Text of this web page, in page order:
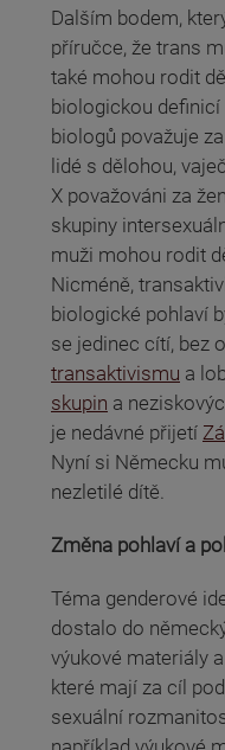
Dalším bodem,
příručce, že trans
také mohou rodit
biologickou definicí
biologů považuje
lidé s dělohou,
X považováni za
skupiny
muži mohou rodit
Nicméně,
biologické pohlaví
se jedinec cítí, bez
transaktivismu a
skupin a
je nedávné přijetí
Nyní si Německu
nezletilé dítě.
Změna pohlaví a
Téma genderové
dostalo do
výukové materiály
které mají za cíl
sexuální